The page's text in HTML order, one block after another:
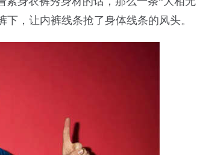
，让内裤线条抢了身体线条的风头。